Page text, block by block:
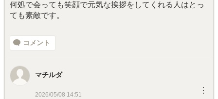
何処で会っても笑顔で元気な挨拶をしてくれる人はとっ
ても素敵です。
コメント
マチルダ
2026/05/08 14:51 ︙